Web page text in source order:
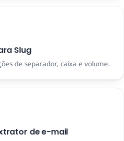
Slug
de separador, caixa e volume.
de e-mail